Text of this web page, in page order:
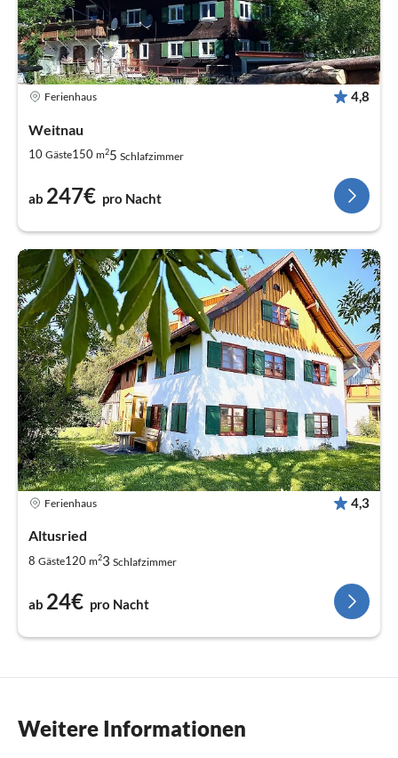
Ferienhaus 4,8
Weitnau
10 Gäste150 m25 Schlafzimmer
ab 247€ pro Nacht
Ferienhaus 4,3
Altusried
8 Gäste120 m23 Schlafzimmer
ab 24€ pro Nacht
Weitere Informationen